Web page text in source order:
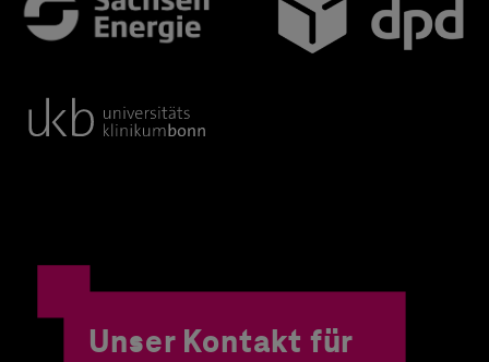
Unser Kontakt für